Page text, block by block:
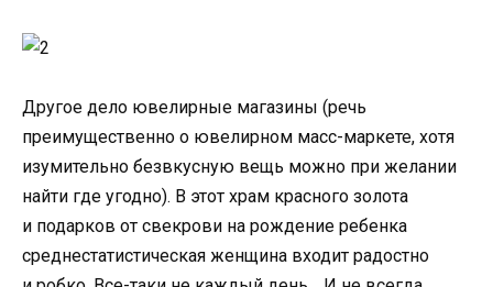
Другое дело ювелирные магазины (речь
преимущественно о ювелирном масс-маркете, хотя
изумительно безвкусную вещь можно при желании
найти где угодно). В этот храм красного золота
и подарков от свекрови на рождение ребенка
среднестатистическая женщина входит радостно